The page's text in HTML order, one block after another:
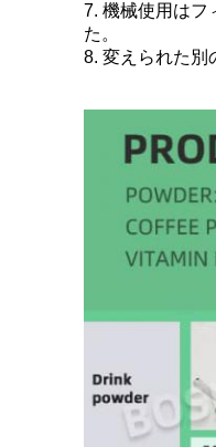
7. 機械使用はフ
た。
8. 変えられた別